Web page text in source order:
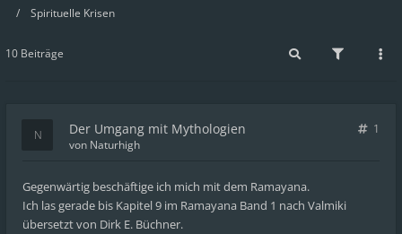
Spirituelle Krisen
10 Beiträge
Der Umgang mit Mythologien
1
von Naturhigh
Gegenwärtig beschäftige ich mich mit dem Ramayana.
Ich las gerade bis Kapitel 9 im Ramayana Band 1 nach Valmiki
übersetzt von Dirk E. Büchner.